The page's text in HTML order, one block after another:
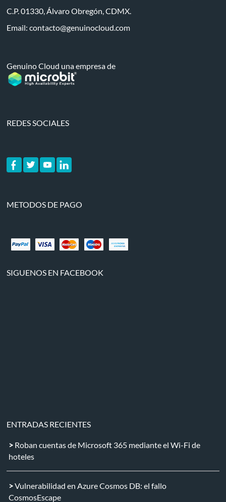
C.P. 01330, Álvaro Obregón, CDMX.
Email:contacto@genuinocloud.com
Genuino Cloud una empresa de
REDES SOCIALES
METODOS DE PAGO
SIGUENOS EN FACEBOOK
ENTRADAS RECIENTES
Roban cuentas de Microsoft 365 mediante el Wi-Fi de
hoteles
Vulnerabilidad en Azure Cosmos DB: el fallo
CosmosEscape